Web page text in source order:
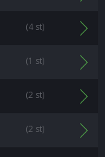
(4 st)
(1 st)
(2 st)
(2 st)